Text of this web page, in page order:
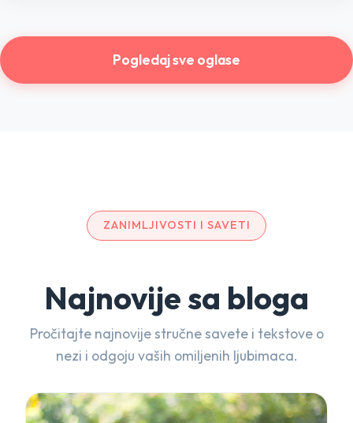
Pogledaj sve oglase
ZANIMLJIVOSTI I SAVETI
Najnovije sa bloga
Pročitajte najnovije stručne savete i tekstove o
nezi i odgoju vaših omiljenih ljubimaca.